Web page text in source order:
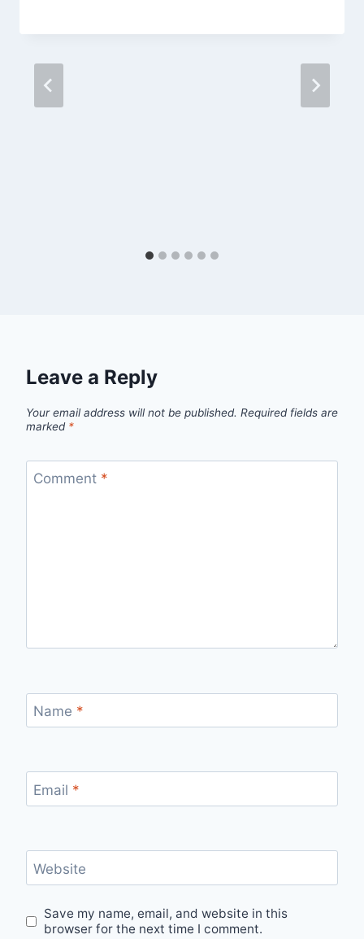
Leave a Reply
Your email address will not be published. Required fields are
marked *
Comment *
Name *
Email *
Website
Save my name, email, and website in this
browser for the next time I comment.